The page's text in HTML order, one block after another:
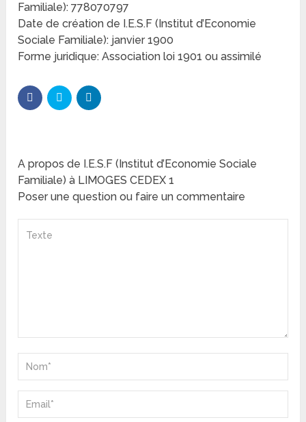
Familiale): 778070797
Date de création de I.E.S.F (Institut d’Economie
Sociale Familiale): janvier 1900
Forme juridique: Association loi 1901 ou assimilé
A propos de I.E.S.F (Institut d’Economie Sociale
Familiale) à LIMOGES CEDEX 1
Poser une question ou faire un commentaire